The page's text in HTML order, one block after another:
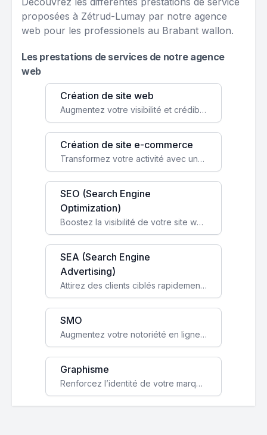
proposées à Zétrud-Lumay par notre agence
web pour les professionels au Brabant wallon.
Les prestations de services de notre agence
web
Création de site web
Augmentez votre visibilité et crédibilité en ligne avec un site web performant, conçu pour attirer plus de clients.
Création de site e-commerce
Transformez votre activité avec une boutique en ligne, accessible à l'échelle mondiale 24/7.
SEO (Search Engine
Optimization)
Boostez la visibilité de votre site web sur Google et attirez du trafic qualifié grâce à nos stratégies SEO.
SEA (Search Engine
Advertising)
Attirez des clients ciblés rapidement avec des campagnes publicitaires payantes optimisées pour vos objectifs.
SMO
Augmentez votre notoriété en ligne et stimulez la croissance de votre entreprise grâce à une stratégie sociale sur mesure.
Graphisme
Renforcez l’identité de votre marque avec un design unique qui capte l’attention et engage vos clients.